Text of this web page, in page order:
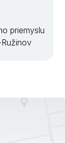
priemyslu